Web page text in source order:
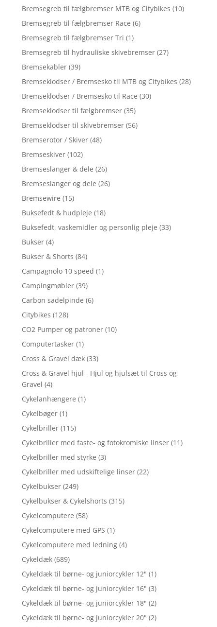
Bremsegreb til fælgbremser MTB og Citybikes (10)
Bremsegreb til fælgbremser Race (6)
Bremsegreb til fælgbremser Tri (1)
Bremsegreb til hydrauliske skivebremser (27)
Bremsekabler (39)
Bremseklodser / Bremsesko til MTB og Citybikes (28)
Bremseklodser / Bremsesko til Race (30)
Bremseklodser til fælgbremser (35)
Bremseklodser til skivebremser (56)
Bremserotor / Skiver (48)
Bremseskiver (102)
Bremseslanger & dele (26)
Bremseslanger og dele (26)
Bremsewire (15)
Buksefedt & hudpleje (18)
Buksefedt, vaskemidler og personlig pleje (33)
Bukser (4)
Bukser & Shorts (84)
Campagnolo 10 speed (1)
Campingmøbler (39)
Carbon sadelpinde (6)
Citybikes (128)
CO2 Pumper og patroner (10)
Computertasker (1)
Cross & Gravel dæk (33)
Cross & Gravel hjul - Hjul og hjulsæt til Cross og
Gravel (4)
Cykelanhængere (1)
Cykelbøger (1)
Cykelbriller (115)
Cykelbriller med faste- og fotokromiske linser (11)
Cykelbriller med styrke (3)
Cykelbriller med udskiftelige linser (22)
Cykelbukser (249)
Cykelbukser & Cykelshorts (315)
Cykelcomputere (58)
Cykelcomputere med GPS (1)
Cykelcomputere med ledning (4)
Cykeldæk (689)
Cykeldæk til børne- og juniorcykler 12" (1)
Cykeldæk til børne- og juniorcykler 16" (3)
Cykeldæk til børne- og juniorcykler 18" (2)
Cykeldæk til børne- og juniorcykler 20" (2)